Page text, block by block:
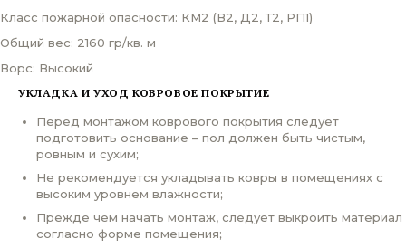
Класс пожарной опасности: КМ2 (В2, Д2, Т2, РП1)
Общий вес: 2160 гр/кв. м
Ворс: Высокий
УКЛАДКА И УХОД КОВРОВОЕ ПОКРЫТИЕ
Перед монтажом коврового покрытия следует
подготовить основание – пол должен быть чистым,
ровным и сухим;
Не рекомендуется укладывать ковры в помещениях с
высоким уровнем влажности;
Прежде чем начать монтаж, следует выкроить материал
согласно форме помещения;